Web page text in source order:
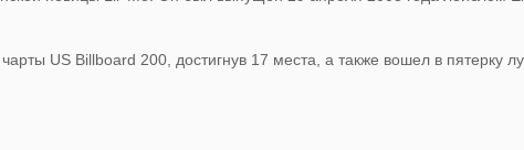
US Billboard 200, достигнув 17 места, а также вошел в пятерку